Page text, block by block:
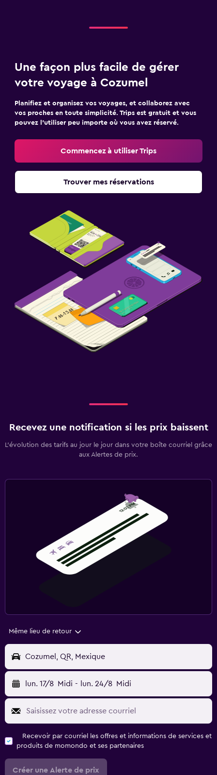
Une façon plus facile de gérer
votre voyage à Cozumel
Planifiez et organisez vos voyages, et collaborez avec
vos proches en toute simplicité. Trips est gratuit et vous
pouvez l’utiliser peu importe où vous avez réservé.
Commencez à utiliser Trips
Trouver mes réservations
Recevez une notification si les prix baissent
L’évolution des tarifs au jour le jour dans votre boîte courriel grâce
aux Alertes de prix.
Même lieu de retour
Cozumel, QR, Mexique
lun. 17/8 Midi - lun. 24/8 Midi
Recevoir par courriel les offres et informations de services et
produits de momondo et ses partenaires
Créer une Alerte de prix